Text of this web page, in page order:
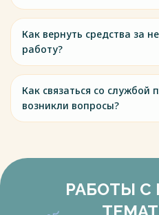
Как вернуть средства за
работу?
Как связаться со службой
возникли вопросы?
РАБОТЫ